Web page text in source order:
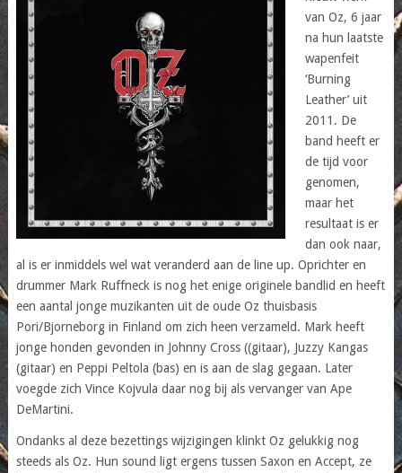
van Oz, 6 jaar
na hun laatste
wapenfeit
‘Burning
Leather’ uit
2011. De
band heeft er
de tijd voor
genomen,
maar het
resultaat is er
dan ook naar,
al is er inmiddels wel wat veranderd aan de line up. Oprichter en
drummer Mark Ruffneck is nog het enige originele bandlid en heeft
een aantal jonge muzikanten uit de oude Oz thuisbasis
Pori/Bjorneborg in Finland om zich heen verzameld. Mark heeft
jonge honden gevonden in Johnny Cross ((gitaar), Juzzy Kangas
(gitaar) en Peppi Peltola (bas) en is aan de slag gegaan. Later
voegde zich Vince Kojvula daar nog bij als vervanger van Ape
DeMartini.
Ondanks al deze bezettings wijzigingen klinkt Oz gelukkig nog
steeds als Oz. Hun sound ligt ergens tussen Saxon en Accept, ze